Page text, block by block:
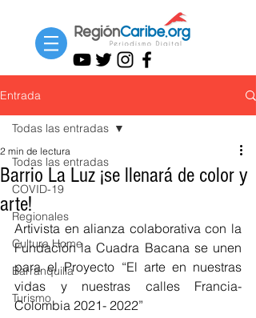
Entrada
Todas las entradas
COVID-19
Regionales
Cultura Home
Barranquilla
Turismo
Todas las entradas
Barrio La Luz ¡se llenará de color y
arte!
2 min de lectura
Artivista en alianza colaborativa con la
Fundación la Cuadra Bacana se unen
para el Proyecto “El arte en nuestras
vidas y nuestras calles Francia-
Colombia 2021- 2022”